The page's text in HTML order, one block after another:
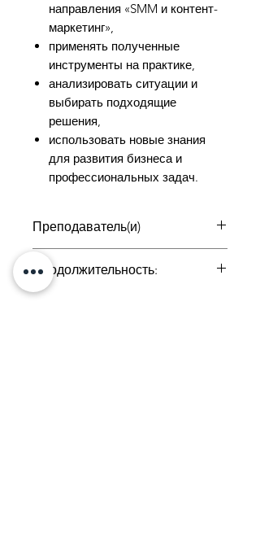
направления «SMM и контент-
маркетинг»,
применять полученные
инструменты на практике,
анализировать ситуации и
выбирать подходящие
решения,
использовать новые знания
для развития бизнеса и
профессиональных задач.
Преподаватель(и)
Продолжительность:
1, 2, 8, 9, 15, 16, 22, 23 ноября